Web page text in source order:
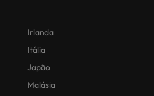
Irlanda
Itália
Japão
Malásia